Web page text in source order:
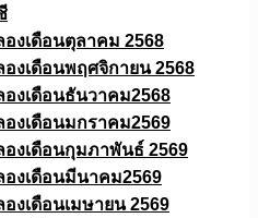
องเดือนตุลาคม 2568
องเดือนพฤศจิกายน 2568
องเดือนธันวาคม2568
องเดือนมกราคม2569
องเดือนกุมภาพันธ์ 2569
องเดือนมีนาคม2569
งเดือนเมษายน 2569